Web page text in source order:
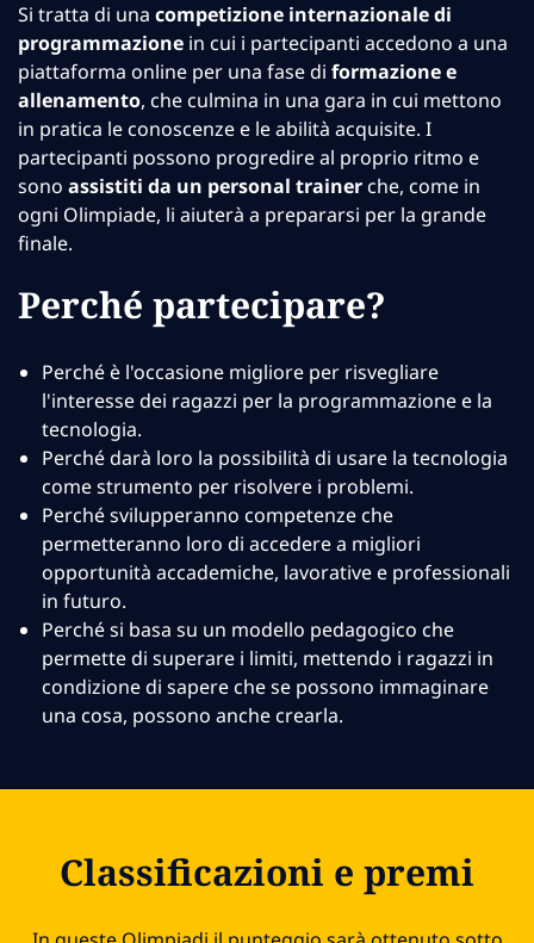
Si tratta di una competizione internazionale di
programmazione in cui i partecipanti accedono a una
piattaforma online per una fase di formazione e
allenamento, che culmina in una gara in cui mettono
in pratica le conoscenze e le abilità acquisite. I
partecipanti possono progredire al proprio ritmo e
sono assistiti da un personal trainer che, come in
ogni Olimpiade, li aiuterà a prepararsi per la grande
finale.
Perché partecipare?
Perché è l'occasione migliore per risvegliare
l'interesse dei ragazzi per la programmazione e la
tecnologia.
Perché darà loro la possibilità di usare la tecnologia
come strumento per risolvere i problemi.
Perché svilupperanno competenze che
permetteranno loro di accedere a migliori
opportunità accademiche, lavorative e professionali
in futuro.
Perché si basa su un modello pedagogico che
permette di superare i limiti, mettendo i ragazzi in
condizione di sapere che se possono immaginare
una cosa, possono anche crearla.
Classificazioni e premi